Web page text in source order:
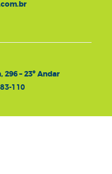
– 23º Andar
110